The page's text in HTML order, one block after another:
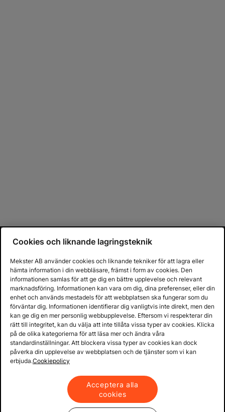
Cookies och liknande lagringsteknik
Mekster AB använder cookies och liknande tekniker för att lagra eller
hämta information i din webbläsare, främst i form av cookies. Den
informationen samlas för att ge dig en bättre upplevelse och relevant
marknadsföring. Informationen kan vara om dig, dina preferenser, eller din
enhet och används mestadels för att webbplatsen ska fungerar som du
förväntar dig. Informationen identifierar dig vanligtvis inte direkt, men den
kan ge dig en mer personlig webbupplevelse. Eftersom vi respekterar din
rätt till integritet, kan du välja att inte tillåta vissa typer av cookies. Klicka
på de olika kategorierna för att läsa mer och ändra våra
standardinställningar. Att blockera vissa typer av cookies kan dock
påverka din upplevelse av webbplatsen och de tjänster som vi kan
erbjuda.Cookiepolicy
Acceptera alla
cookies